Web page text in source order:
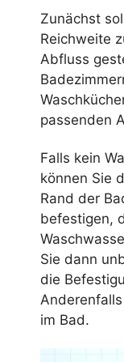
Zunächst
Reichweite
Abfluss
passenden
Falls kein
können Sie
Rand der
befestigen,
Sie dann
die
im Bad.